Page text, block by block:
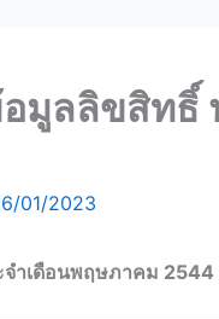
มูลลิขสิทธิ์
01/2023
ำเดือนพฤษภาคม 2544